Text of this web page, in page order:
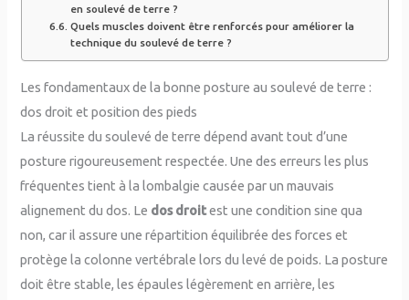
en soulevé de terre ?
Quels muscles doivent être renforcés pour améliorer la
technique du soulevé de terre ?
Les fondamentaux de la bonne posture au soulevé de terre :
dos droit et position des pieds
La réussite du soulevé de terre dépend avant tout d’une
posture rigoureusement respectée. Une des erreurs les plus
fréquentes tient à la lombalgie causée par un mauvais
alignement du dos. Le dos droitest une condition sine qua
non, car il assure une répartition équilibrée des forces et
protège la colonne vertébrale lors du levé de poids. La posture
doit être stable, les épaules légèrement en arrière, les